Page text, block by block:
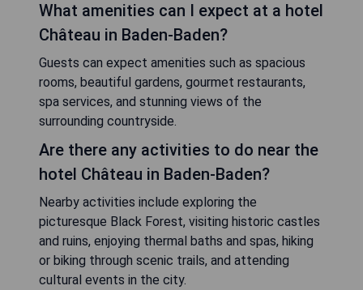
What amenities can I expect at a hotel
Château in Baden-Baden?
Guests can expect amenities such as spacious
rooms, beautiful gardens, gourmet restaurants,
spa services, and stunning views of the
surrounding countryside.
Are there any activities to do near the
hotel Château in Baden-Baden?
Nearby activities include exploring the
picturesque Black Forest, visiting historic castles
and ruins, enjoying thermal baths and spas, hiking
or biking through scenic trails, and attending
cultural events in the city.